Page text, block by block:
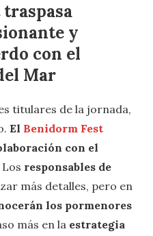
y
con el
Mar
titulares de la jornada,
El Benidorm Fest
con el
Los responsables de
más detalles, pero en
los pormenores
más en la estrategia